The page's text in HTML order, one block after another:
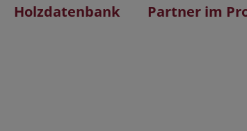
Holzdatenbank
Partner im